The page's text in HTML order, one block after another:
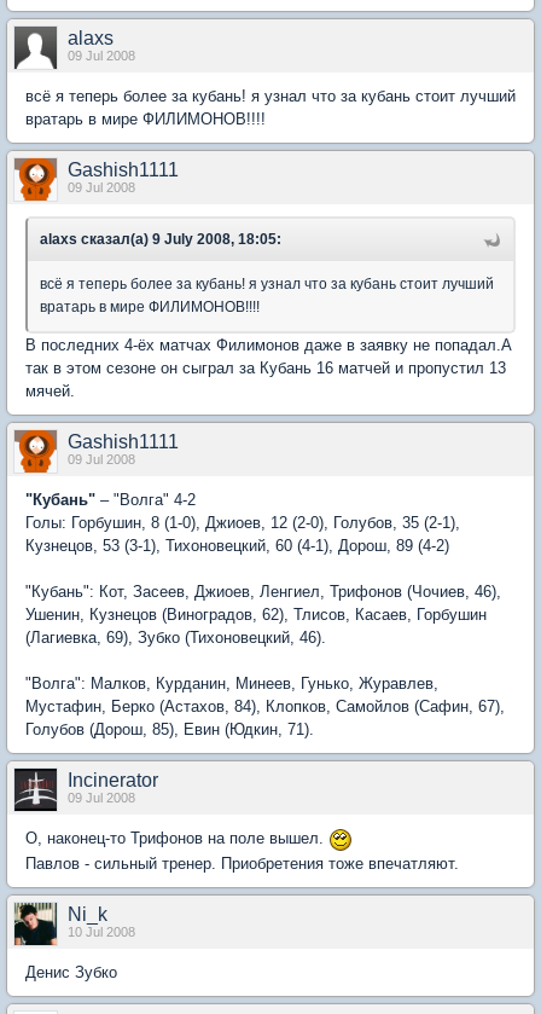
alaxs
09 Jul 2008
всё я теперь более за кубань! я узнал что за кубань стоит лучший
вратарь в мире ФИЛИМОНОВ!!!!
Gashish1111
09 Jul 2008
alaxs сказал(а) 9 July 2008, 18:05:
всё я теперь более за кубань! я узнал что за кубань стоит лучший
вратарь в мире ФИЛИМОНОВ!!!!
В последних 4-ёх матчах Филимонов даже в заявку не попадал.А
так в этом сезоне он сыграл за Кубань 16 матчей и пропустил 13
мячей.
Gashish1111
09 Jul 2008
"Кубань" – "Волга" 4-2
Голы: Горбушин, 8 (1-0), Джиоев, 12 (2-0), Голубов, 35 (2-1),
Кузнецов, 53 (3-1), Тихоновецкий, 60 (4-1), Дорош, 89 (4-2)
"Кубань": Кот, Засеев, Джиоев, Ленгиел, Трифонов (Чочиев, 46),
Ушенин, Кузнецов (Виноградов, 62), Тлисов, Касаев, Горбушин
(Лагиевка, 69), Зубко (Тихоновецкий, 46).
"Волга": Малков, Курданин, Минеев, Гунько, Журавлев,
Мустафин, Берко (Астахов, 84), Клопков, Самойлов (Сафин, 67),
Голубов (Дорош, 85), Евин (Юдкин, 71).
Incinerator
09 Jul 2008
О, наконец-то Трифонов на поле вышел.
Павлов - сильный тренер. Приобретения тоже впечатляют.
Ni_k
10 Jul 2008
Денис Зубко